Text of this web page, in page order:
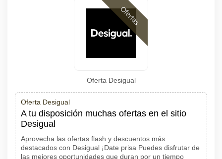
Ofertas
Oferta Desigual
Oferta Desigual
A tu disposición muchas ofertas en el sitio
Desigual
Aprovecha las ofertas flash y descuentos más
destacados con Desigual ¡Date prisa Puedes disfrutar de
las mejores oportunidades que duran por un tiempo